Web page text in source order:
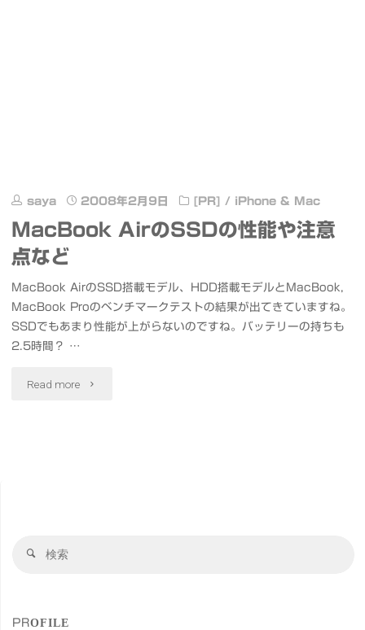
saya 2008年2月9日 [PR] / iPhone & Mac
MacBook AirのSSDの性能や注意
点など
MacBook AirのSSD搭載モデル、HDD搭載モデルとMacBook,
MacBook Proのベンチマークテストの結果が出てきていますね。
SSDでもあまり性能が上がらないのですね。バッテリーの持ちも
2.5時間？ …
Read more "MacBook
検
PROFILE